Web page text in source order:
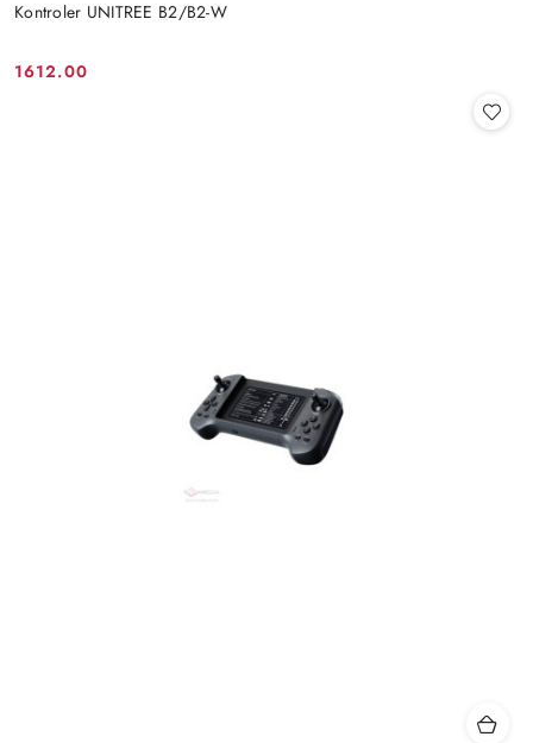
Kontroler UNITREE B2/B2-W
Cena:
1612.00